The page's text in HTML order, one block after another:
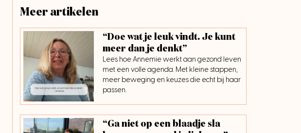
Meer artikelen
“Doe wat je leuk vindt. Je kunt
meer dan je denkt”
Lees hoe Annemie werkt aan gezond leven
met een volle agenda. Met kleine stappen,
meer beweging en keuzes die echt bij haar
passen.
“Ga niet op een blaadje sla